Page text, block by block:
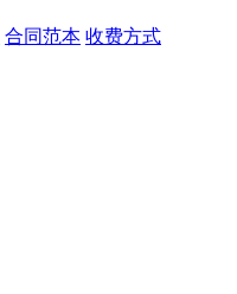
合同范本 收费方式